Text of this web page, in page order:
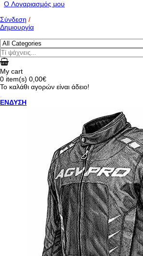
O Λογαριασμός μου
Σύνδεση /
Δημιουργία
My cart
0 item(s) 0,00€
Το καλάθι αγορών είναι άδειο!
ΕΝΔΥΣΗ